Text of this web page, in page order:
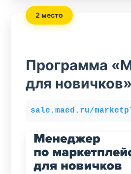
2 место
Программа
для
sale.maed.ru/